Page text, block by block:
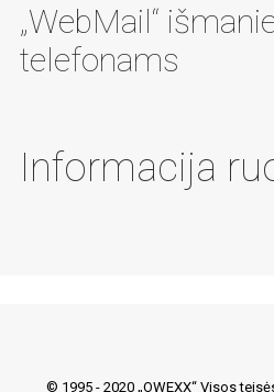
„WebMail“
telefonams
Informacija
© 1995 - 2020 „OWEXX“ Visos